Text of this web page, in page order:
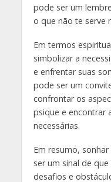
pode ser um
o que não te serve
Em termos
simbolizar a
e enfrentar suas
pode ser um
confrontar os
psique e encontrar
necessárias.
Em resumo,
ser um sinal de
desafios e